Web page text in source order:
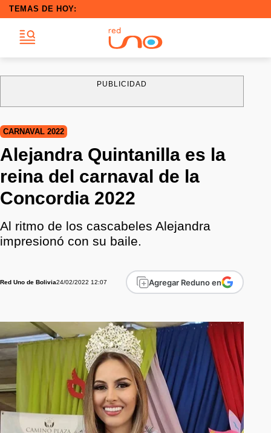
TEMAS DE HOY:
PUBLICIDAD
CARNAVAL 2022
Alejandra Quintanilla es la
reina del carnaval de la
Concordia 2022
Al ritmo de los cascabeles Alejandra
impresionó con su baile.
Red Uno de Bolivia24/02/2022 12:07 Agregar Reduno en